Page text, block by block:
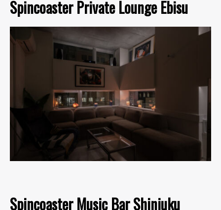
Spincoaster Private Lounge Ebisu
Spincoaster Music Bar Shinjuku